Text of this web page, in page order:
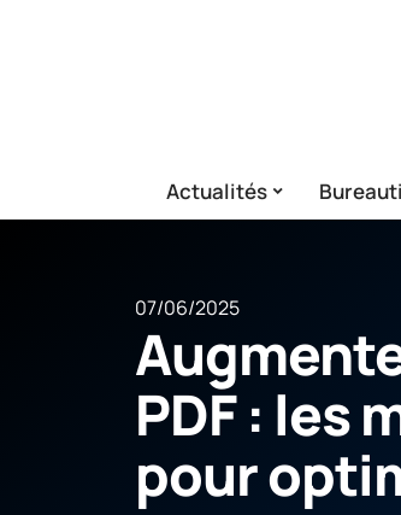
Actualités
07/06/2025
PDF : les
pour